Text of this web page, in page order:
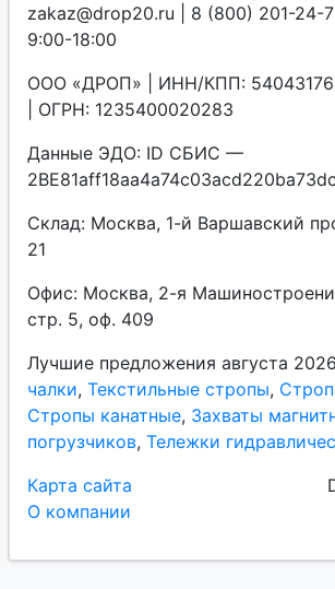
zakaz@drop20.ru | 8 (800) 201-24-
9:00-18:00
ООО «ДРОП» | ИНН/КПП:
| ОГРН: 1235400020283
Данные ЭДО: ID СБИС —
Склад: Москва, 1-й Варшавский
21
Офис: Москва, 2-я
стр. 5, оф. 409
Лучшие предложения августа
чалки, Текстильные стропы,
Стропы канатные, Захваты
погрузчиков, Тележки
Карта сайта
О компании